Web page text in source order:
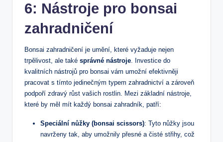
6: Nástroje pro bonsai
zahradničení
Bonsai zahradničení je umění, které ⁣vyžaduje⁢ nejen
⁣trpělivost, ale také správné‍ nástroje. Investice do
kvalitních ​nástrojů pro bonsai vám umožní efektivněji
pracovat s tímto ‌jedinečným typem zahradnictví a zároveň
podpoří zdravý růst vašich⁢ rostlin. Mezi základní nástroje,
které by měl mít každý bonsai zahradník, patří:
Speciální nůžky (bonsai scissors): Tyto nůžky jsou
navrženy tak, aby umožnily přesné a čisté střihy, což